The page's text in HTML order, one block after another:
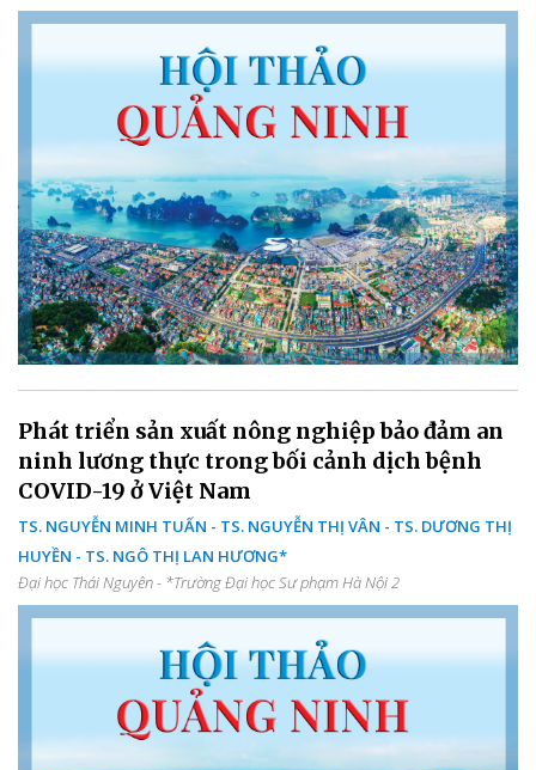
Phát triển sản xuất nông nghiệp bảo đảm an
ninh lương thực trong bối cảnh dịch bệnh
COVID-19 ở Việt Nam
TS. NGUYỄN MINH TUẤN - TS. NGUYỄN THỊ VÂN - TS. DƯƠNG THỊ
HUYỀN - TS. NGÔ THỊ LAN HƯƠNG*
Đại học Thái Nguyên - *Trường Đại học Sư phạm Hà Nội 2